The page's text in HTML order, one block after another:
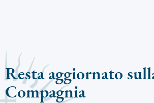
Resta aggiornato
Compagnia